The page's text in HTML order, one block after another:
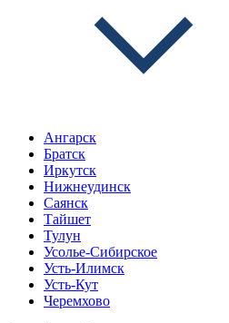
Ангарск
Братск
Иркутск
Нижнеудинск
Саянск
Тайшет
Тулун
Усолье-Сибирское
Усть-Илимск
Усть-Кут
Черемхово